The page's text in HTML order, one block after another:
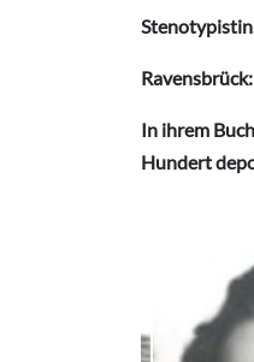
In ihrem
Hundert